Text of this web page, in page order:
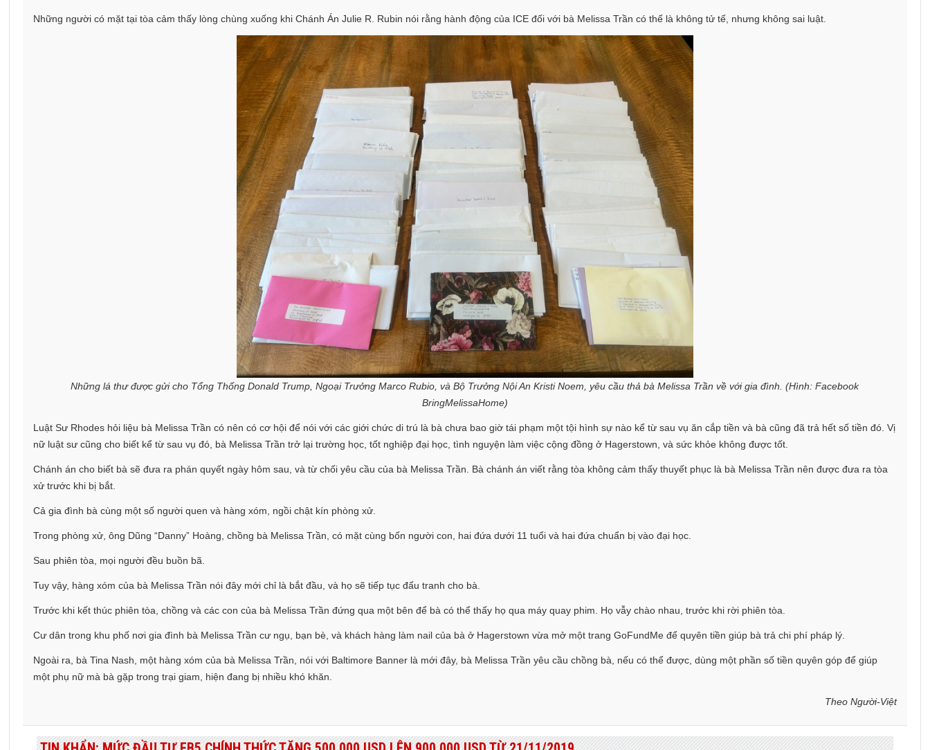
Những người có mặt tại tòa cảm thấy lòng chùng xuống khi Chánh Án Julie R. Rubin nói rằng hành động của ICE đối với bà Melissa Trần có thể là không tử tế, nhưng không sai luật.
Những lá thư được gửi cho Tổng Thống Donald Trump, Ngoại Trưởng Marco Rubio, và Bộ Trưởng Nội An Kristi Noem, yêu cầu thả bà Melissa Trần về với gia đình. (Hình: Facebook
BringMelissaHome)
Luật Sư Rhodes hỏi liệu bà Melissa Trần có nên có cơ hội để nói với các giới chức di trú là bà chưa bao giờ tái phạm một tội hình sự nào kể từ sau vụ ăn cắp tiền và bà cũng đã trả hết số tiền đó. Vị
nữ luật sư cũng cho biết kể từ sau vụ đó, bà Melissa Trần trở lại trường học, tốt nghiệp đại học, tình nguyện làm việc cộng đồng ở Hagerstown, và sức khỏe không được tốt.
Chánh án cho biết bà sẽ đưa ra phán quyết ngày hôm sau, và từ chối yêu cầu của bà Melissa Trần. Bà chánh án viết rằng tòa không cảm thấy thuyết phục là bà Melissa Trần nên được đưa ra tòa
xử trước khi bị bắt.
Cả gia đình bà cùng một số người quen và hàng xóm, ngồi chật kín phòng xử.
Trong phòng xử, ông Dũng “Danny” Hoàng, chồng bà Melissa Trần, có mặt cùng bốn người con, hai đứa dưới 11 tuổi và hai đứa chuẩn bị vào đại học.
Sau phiên tòa, mọi người đều buồn bã.
Tuy vậy, hàng xóm của bà Melissa Trần nói đây mới chỉ là bắt đầu, và họ sẽ tiếp tục đấu tranh cho bà.
Trước khi kết thúc phiên tòa, chồng và các con của bà Melissa Trần đứng qua một bên để bà có thể thấy họ qua máy quay phim. Họ vẫy chào nhau, trước khi rời phiên tòa.
Cư dân trong khu phố nơi gia đình bà Melissa Trần cư ngụ, bạn bè, và khách hàng làm nail của bà ở Hagerstown vừa mở một trang GoFundMe để quyên tiền giúp bà trả chi phí pháp lý.
Ngoài ra, bà Tina Nash, một hàng xóm của bà Melissa Trần, nói với Baltimore Banner là mới đây, bà Melissa Trần yêu cầu chồng bà, nếu có thể được, dùng một phần số tiền quyên góp để giúp
một phụ nữ mà bà gặp trong trại giam, hiện đang bị nhiều khó khăn.
Theo Người-Việt